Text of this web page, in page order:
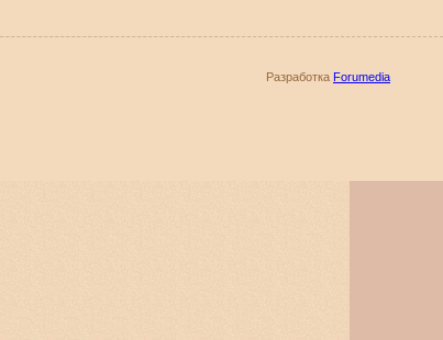
Разработка Forumedia